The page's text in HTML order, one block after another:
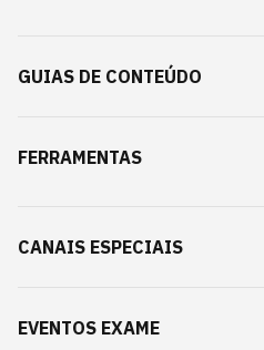
GUIAS DE CONTEÚDO
FERRAMENTAS
CANAIS ESPECIAIS
EVENTOS EXAME